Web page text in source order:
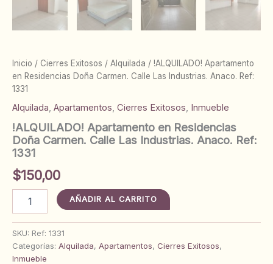
Inicio / Cierres Exitosos / Alquilada / !ALQUILADO! Apartamento
en Residencias Doña Carmen. Calle Las Industrias. Anaco. Ref:
1331
Alquilada, Apartamentos, Cierres Exitosos, Inmueble
!ALQUILADO! Apartamento en Residencias
Doña Carmen. Calle Las Industrias. Anaco. Ref:
1331
$150,00
!ALQUILADO!
Apartamento
Residencias
Doña
Carmen.
AÑADIR AL CARRITO
SKU: Ref: 1331
Categorías: Alquilada, Apartamentos, Cierres Exitosos,
Inmueble